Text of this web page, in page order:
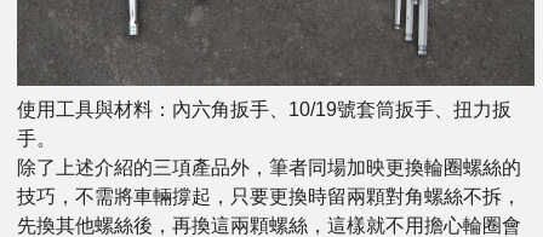
使用工具與材料：內六角扳手、10/19號套筒扳手、扭力扳
手。
除了上述介紹的三項產品外，筆者同場加映更換輪圈螺絲的
技巧，不需將車輛撐起，只要更換時留兩顆對角螺絲不拆，
先換其他螺絲後，再換這兩顆螺絲，這樣就不用擔心輪圈會